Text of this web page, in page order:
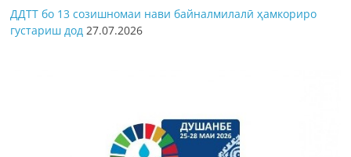
ДДТТ бо 13 созишномаи нави байналмилалӣ ҳамкориро
густариш дод 27.07.2026